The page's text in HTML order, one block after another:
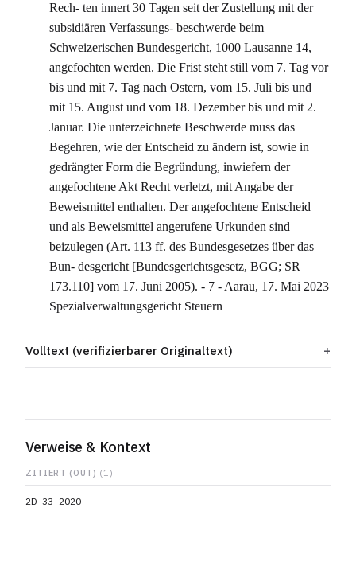
Rech- ten innert 30 Tagen seit der Zustellung mit der
subsidiären Verfassungs- beschwerde beim
Schweizerischen Bundesgericht, 1000 Lausanne 14,
angefochten werden. Die Frist steht still vom 7. Tag vor
bis und mit 7. Tag nach Ostern, vom 15. Juli bis und
mit 15. August und vom 18. Dezember bis und mit 2.
Januar. Die unterzeichnete Beschwerde muss das
Begehren, wie der Entscheid zu ändern ist, sowie in
gedrängter Form die Begründung, inwiefern der
angefochtene Akt Recht verletzt, mit Angabe der
Beweismittel enthalten. Der angefochtene Entscheid
und als Beweismittel angerufene Urkunden sind
beizulegen (Art. 113 ff. des Bundesgesetzes über das
Bun- desgericht [Bundesgerichtsgesetz, BGG; SR
173.110] vom 17. Juni 2005). - 7 - Aarau, 17. Mai 2023
Spezialverwaltungsgericht Steuern
Volltext (verifizierbarer Originaltext)
Verweise & Kontext
ZITIERT (OUT) (1)
2D_33_2020